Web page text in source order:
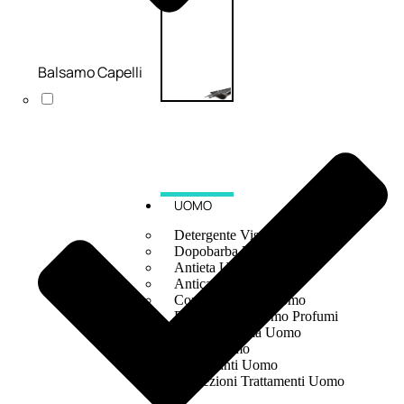
UOMO
Detergente Viso Uomo
Dopobarba Uomo
Antieta Uomo
Anticaduta Uomo
Contorno Occhi Uomo
Bagnodoccia Uomo Profumi
Docciaschiuma Uomo
Corpo Uomo
Deodoranti Uomo
Confezioni Trattamenti Uomo
Balsamo Capelli